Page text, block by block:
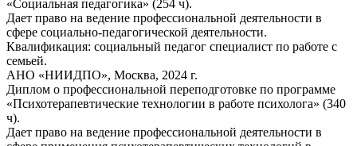
«Социальная педагогика» (254 ч).
Дает право на ведение профессиональной деятельности в
сфере социально-педагогической деятельности.
Квалификация: социальный педагог специалист по работе с
семьей.
АНО «НИИДПО», Москва, 2024 г.
Диплом о профессиональной переподготовке по программе
«Психотерапевтические технологии в работе психолога» (340
ч).
Дает право на ведение профессиональной деятельности в